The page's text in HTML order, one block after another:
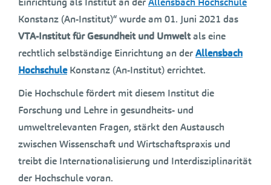
Konstanz (An-Institut)“ wurde am 01. Juni 2021 das
VTA-Institut für Gesundheit und Umweltals eine
rechtlich selbständige Einrichtung an derAllensbach
HochschuleKonstanz (An-Institut) errichtet.
Die Hochschule fördert mit diesem Institut die
Forschung und Lehre in gesundheits- und
umweltrelevanten Fragen, stärkt den Austausch
zwischen Wissenschaft und Wirtschaftspraxis und
treibt die Internationalisierung und Interdisziplinarität
der Hochschule voran.